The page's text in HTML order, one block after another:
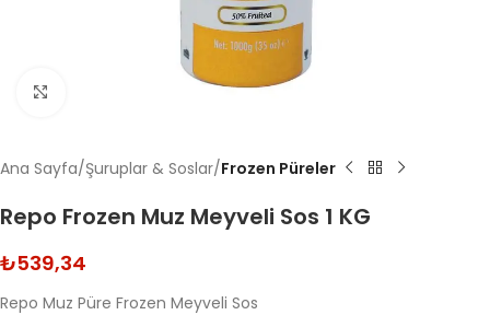
Ana Sayfa Şuruplar & Soslar Frozen Püreler
Repo Frozen Muz Meyveli Sos 1 KG
₺539,34
Repo Muz Püre Frozen Meyveli Sos